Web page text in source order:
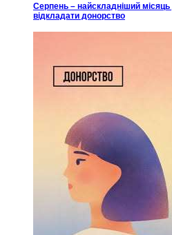
Серпень – найскладніший місяць
відкладати донорство